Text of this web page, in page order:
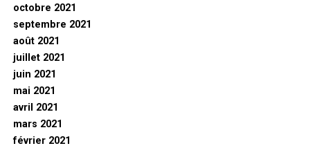
octobre 2021
septembre 2021
août 2021
juillet 2021
juin 2021
mai 2021
avril 2021
mars 2021
février 2021